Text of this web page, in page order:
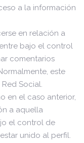
a la información
en relación a
bajo el control
comentarios
este
Social.
en el caso anterior,
a aquella
el control de
unido al perfil.